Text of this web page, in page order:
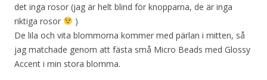
det inga rosor (jag är helt blind för knopparna, de är inga
riktiga rosor
)
De lila och vita blommorna kommer med pärlan i mitten, så
jag matchade genom att fästa små Micro Beads med Glossy
Accent i min stora blomma.